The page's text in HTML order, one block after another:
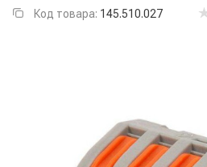
Код товара: 145.510.027